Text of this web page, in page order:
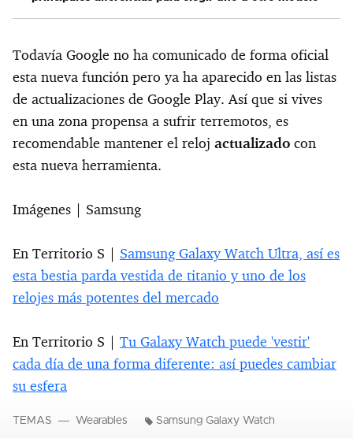
Todavía Google no ha comunicado de forma oficial
esta nueva función pero ya ha aparecido en las listas
de actualizaciones de Google Play. Así que si vives
en una zona propensa a sufrir terremotos, es
recomendable mantener el reloj actualizado con
esta nueva herramienta.
Imágenes | Samsung
En Territorio S | Samsung Galaxy Watch Ultra, así es
esta bestia parda vestida de titanio y uno de los
relojes más potentes del mercado
En Territorio S | Tu Galaxy Watch puede 'vestir'
cada día de una forma diferente: así puedes cambiar
su esfera
TEMAS Wearables Samsung Galaxy Watch